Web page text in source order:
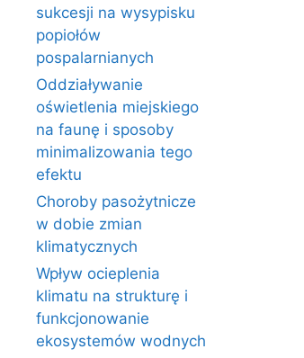
sukcesji na wysypisku
popiołów
pospalarnianych
Oddziaływanie
oświetlenia miejskiego
na faunę i sposoby
minimalizowania tego
efektu
Choroby pasożytnicze
w dobie zmian
klimatycznych
Wpływ ocieplenia
klimatu na strukturę i
funkcjonowanie
ekosystemów wodnych